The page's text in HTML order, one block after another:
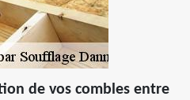
de vos combles entre